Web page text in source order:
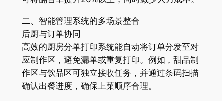
二、智能管理系统的多场景整合
后厨与订单协同
高效的厨房分单打印系统能自动将订单分发至对
应制作区，避免漏单或重复打印。例如，甜品制
作区与饮品区可独立接收任务，并通过条码扫描
确认出餐进度，确保上菜顺序合理。